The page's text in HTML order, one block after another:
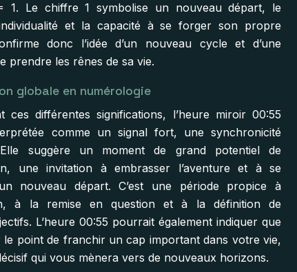
Le chiffre 1 symbolise un nouveau départ, le
et la capacité à se forger son propre
donc l’idée d’un nouveau cycle et d’une
prendre les rênes de sa vie.
globale en numérologie
ces différentes significations, l’heure miroir 00:55
comme un signal fort, une synchronicité
Elle suggère un moment de grand potentiel de
une invitation à embrasser l’aventure et à se
nouveau départ. C’est une période propice à
à la remise en question et à la définition de
L’heure 00:55 pourrait également indiquer que
le point de franchir un cap important dans votre vie,
qui vous mènera vers de nouveaux horizons.